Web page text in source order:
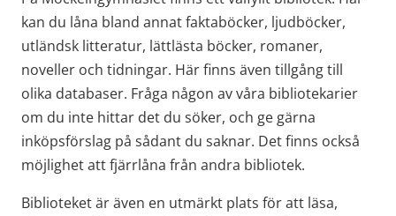
kan du låna bland annat faktaböcker, ljudböcker,
utländsk litteratur, lättlästa böcker, romaner,
noveller och tidningar. Här finns även tillgång till
olika databaser. Fråga någon av våra bibliotekarier
om du inte hittar det du söker, och ge gärna
inköpsförslag på sådant du saknar. Det finns också
möjlighet att fjärrlåna från andra bibliotek.
Biblioteket är även en utmärkt plats för att läsa,